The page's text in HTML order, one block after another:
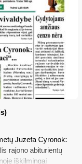
Juzefa Cyronok:
rajono abiturientų
iškilmingai